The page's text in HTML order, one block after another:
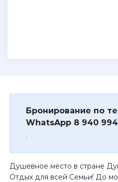
Бронирование по
WhatsApp 8 940
.
Душевное место в стране
Отдых для всей Семьи! До